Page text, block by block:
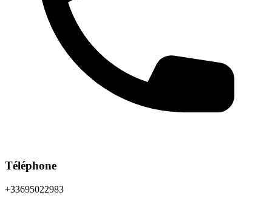
Téléphone
+33695022983